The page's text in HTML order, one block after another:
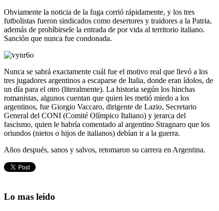
Obviamente la noticia de la fuga corrió rápidamente, y los tres
futbolistas fueron sindicados como desertores y traidores a la Patria,
además de prohíbirsele la entrada de por vida al territorio italiano.
Sanción que nunca fue condonada.
Nunca se sabrá exactamente cuál fue el motivo real que llevó a los
tres jugadores argentinos a escaparse de Italia, donde eran ídolos, de
un día para el otro (literalmente). La historia según los hinchas
romanistas, algunos cuentan que quien les metió miedo a los
argentinos, fue Giorgio Vaccaro, dirigente de Lazio, Secretario
General del CONI (Comité Olímpico Italiano) y jerarca del
fascismo, quien le habría comentado al argentino Stragnaro que los
oriundos (nietos o hijos de italianos) debían ir a la guerra.
Años después, sanos y salvos, retomaron su carrera en Argentina.
Lo mas leido